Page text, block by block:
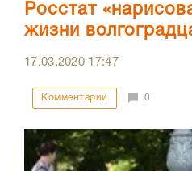
Росстат
жизни
17.03.2020 17:47
Комментарии 0